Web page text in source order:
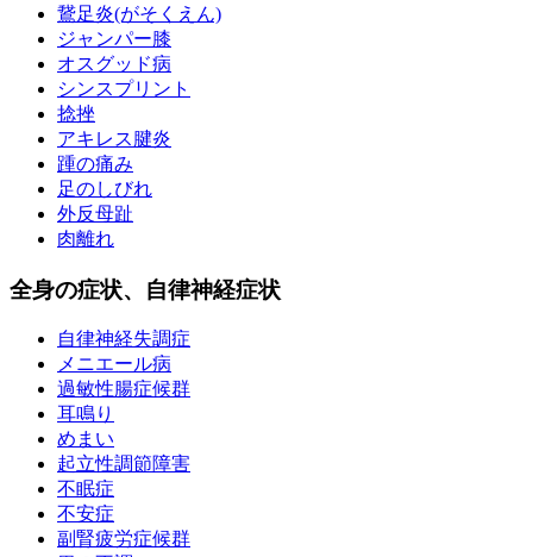
鵞足炎(がそくえん)
ジャンパー膝
オスグッド病
シンスプリント
捻挫
アキレス腱炎
踵の痛み
足のしびれ
外反母趾
肉離れ
全身の症状、自律神経症状
自律神経失調症
メニエール病
過敏性腸症候群
耳鳴り
めまい
起立性調節障害
不眠症
不安症
副腎疲労症候群